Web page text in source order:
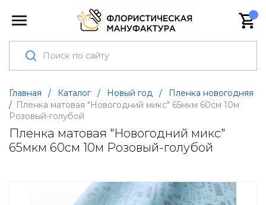
Главная / Каталог / Новый год /
Пленка новогодняя
/ Пленка матовая "Новогодний микс" 65мкм 60см 10м
Розовый-голубой
Пленка матовая "Новогодний микс"
65мкм 60см 10м Розовый-голубой